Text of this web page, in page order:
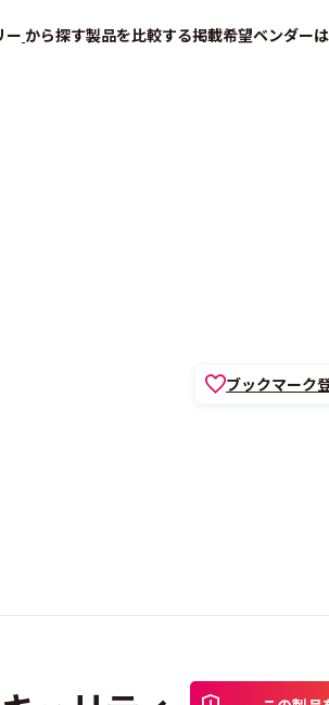
ー から探す製品を比較する掲載希望ベンダーは
ブックマーク